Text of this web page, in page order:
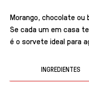
Morango, chocolate ou
Se cada um em casa
é o sorvete ideal para
INGREDIENTES